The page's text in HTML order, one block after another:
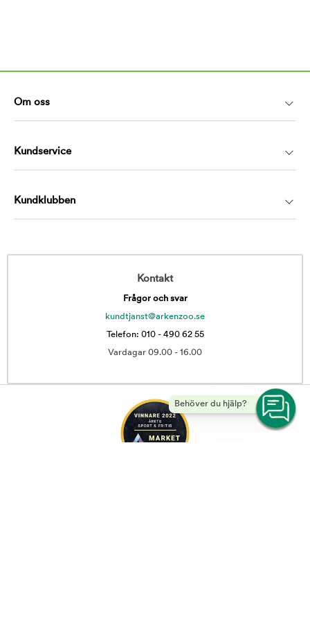
Behöver du hjälp?
Om oss
Kundservice
Kundklubben
Kontakt
Frågor och svar
kundtjanst@arkenzoo.se
Telefon: 010 - 490 62 55
Vardagar 09.00 - 16.00